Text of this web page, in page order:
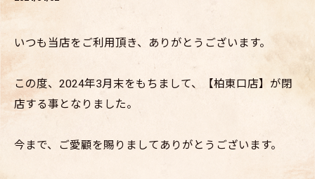
いつも当店をご利用頂き、ありがとうございます。
この度、2024年3月末をもちまして、【柏東口店】が閉
店する事となりました。
今まで、ご愛顧を賜りましてありがとうございます。